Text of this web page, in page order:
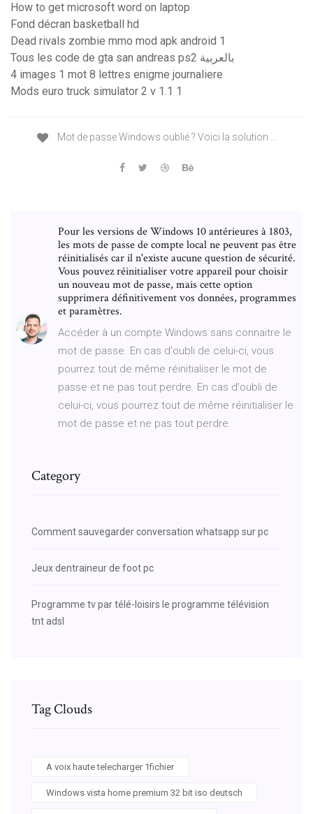
How to get microsoft word on laptop
Fond décran basketball hd
Dead rivals zombie mmo mod apk android 1
Tous les code de gta san andreas ps2 بالعربية
4 images 1 mot 8 lettres enigme journaliere
Mods euro truck simulator 2 v 1.1 1
Mot de passe Windows oublié ? Voici la solution ...
Pour les versions de Windows 10 antérieures à 1803,
les mots de passe de compte local ne peuvent pas être
réinitialisés car il n'existe aucune question de sécurité.
Vous pouvez réinitialiser votre appareil pour choisir
un nouveau mot de passe, mais cette option
supprimera définitivement vos données, programmes
et paramètres.
Accéder à un compte Windows sans connaitre le
mot de passe. En cas d'oubli de celui-ci, vous
pourrez tout de même réinitialiser le mot de
passe et ne pas tout perdre. En cas d'oubli de
celui-ci, vous pourrez tout de même réinitialiser le
mot de passe et ne pas tout perdre.
Category
Comment sauvegarder conversation whatsapp sur pc
Jeux dentraineur de foot pc
Programme tv par télé-loisirs le programme télévision
tnt adsl
Tag Clouds
A voix haute telecharger 1fichier
Windows vista home premium 32 bit iso deutsch